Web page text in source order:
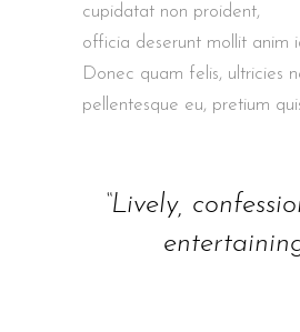
cupidatat non proident,
officia deserunt mollit anim
Donec quam felis, ultricies
pellentesque eu, pretium
“Lively,